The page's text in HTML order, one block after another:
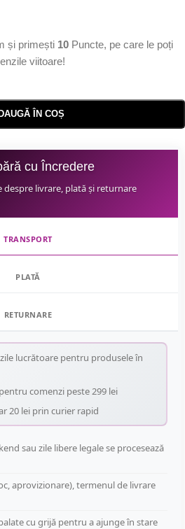
și primești 10 Puncte, pe care le poți
viitoare!
ÎN COȘ
cu Încredere
livrare, plată și returnare
TRANSPORT
PLATĂ
RETURNARE
lucrătoare pentru produsele în
pentru comenzi peste 299 lei
20 lei prin curier rapid
sau zile libere legale se procesează
aprovizionare), termenul de livrare
cu grijă pentru a ajunge în stare